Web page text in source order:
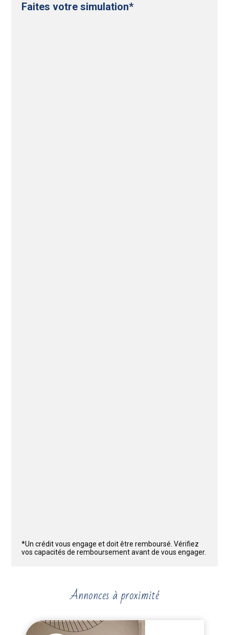
Faites votre simulation*
*Un crédit vous engage et doit être remboursé. Vérifiez
vos capacités de remboursement avant de vous engager.
Annonces à proximité